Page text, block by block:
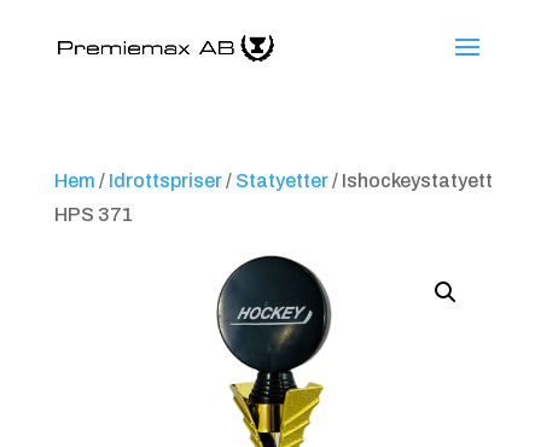
Hem / Idrottspriser/ Statyetter/ Ishockeystatyett
HPS 371